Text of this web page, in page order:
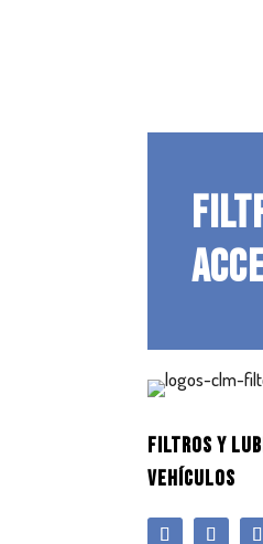
FILTROS Y
VEHÍCULOS